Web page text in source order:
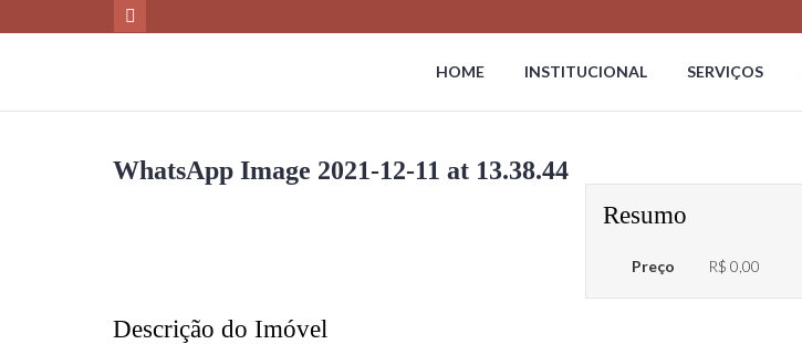
HOME INSTITUCIONAL SERVIÇOS
WhatsApp Image 2021-12-11 at 13.38.44
Resumo
Preço R$ 0,00
Descrição do Imóvel